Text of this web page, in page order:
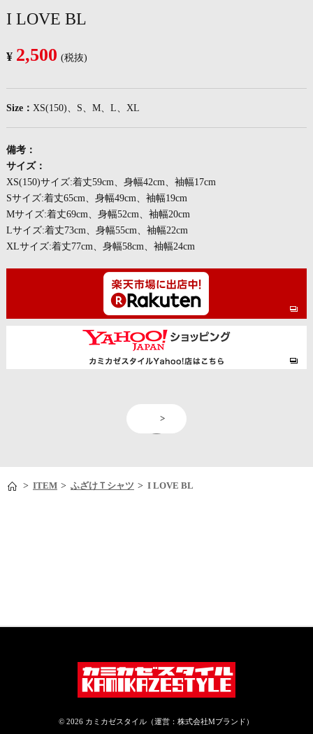
I LOVE BL
¥ 2,500 (税抜)
Size： XS(150)、S、M、L、XL
備考：
サイズ：
XS(150)サイズ:着丈59cm、身幅42cm、袖幅17cm
Sサイズ:着丈65cm、身幅49cm、袖幅19cm
Mサイズ:着丈69cm、身幅52cm、袖幅20cm
Lサイズ:着丈73cm、身幅55cm、袖幅22cm
XLサイズ:着丈77cm、身幅58cm、袖幅24cm
>
> ITEM > ふざけＴシャツ > I LOVE BL
© 2026 カミカゼスタイル（運営：株式会社Mブランド）